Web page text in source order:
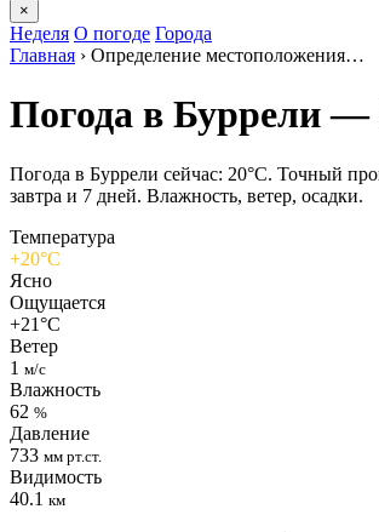
×
Неделя О погоде Города
Главная › Определение местоположения…
Погода в Буррели —
Погода в Буррели сейчас: 20°C. Точный
завтра и 7 дней. Влажность, ветер, осадки.
Температура
+20°C
Ясно
Ощущается
+21°C
Ветер
1 м/с
Влажность
62 %
Давление
733 мм рт.ст.
Видимость
40.1 км